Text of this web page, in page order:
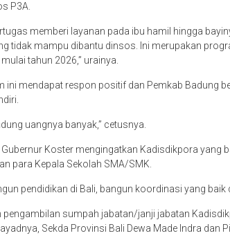
P3A.
memberi layanan pada ibu hamil hingga
tidak mampu dibantu dinsos. Ini merupakan
tahun 2026,” urainya.
ini mendapat respon positif dan Pemkab Badung
uangnya banyak,” cetusnya.
Koster mengingatkan Kadisdikpora yang
para Kepala Sekolah SMA/SMK.
pendidikan di Bali, bangun koordinasi yang baik
pengambilan sumpah jabatan/janji jabatan
Sekda Provinsi Bali Dewa Made Indra dan